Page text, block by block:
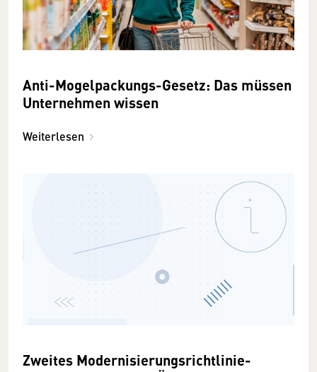
Anti-Mogelpackungs-Gesetz: Das müssen
Unternehmen wissen
Weiterlesen
Zweites Modernisierungsrichtlinie-